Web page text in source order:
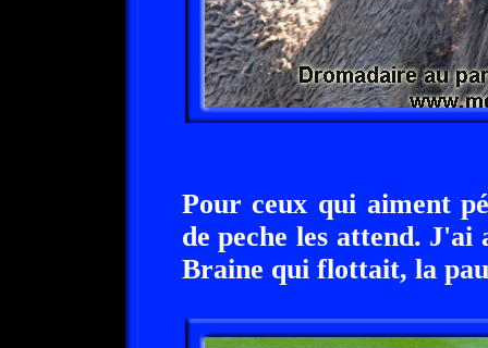
Pour ceux qui aiment
de peche les attend.
Braine qui flottait, la